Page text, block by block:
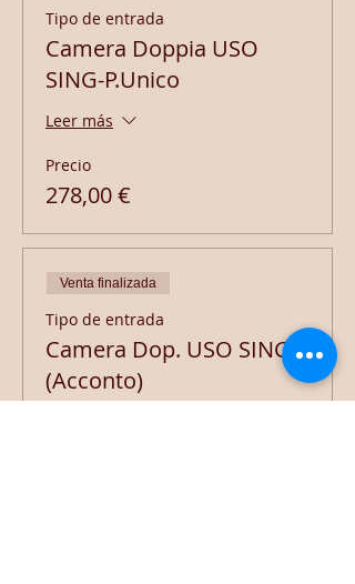
Tipo de entrada
Camera Doppia USO
SING-P.Unico
Leer más
Precio
278,00 €
Venta finalizada
Tipo de entrada
Camera Dop. USO SING.
(Acconto)